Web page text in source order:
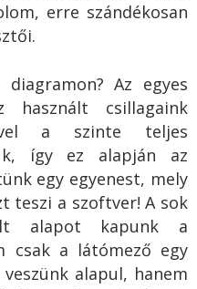
erre szándékosan
Az egyes
használt csillagaink
a szinte teljes
így ez alapján az
egy egyenest, mely
teszi a szoftver! A sok
alapot kapunk a
csak a látómező egy
alapul, hanem